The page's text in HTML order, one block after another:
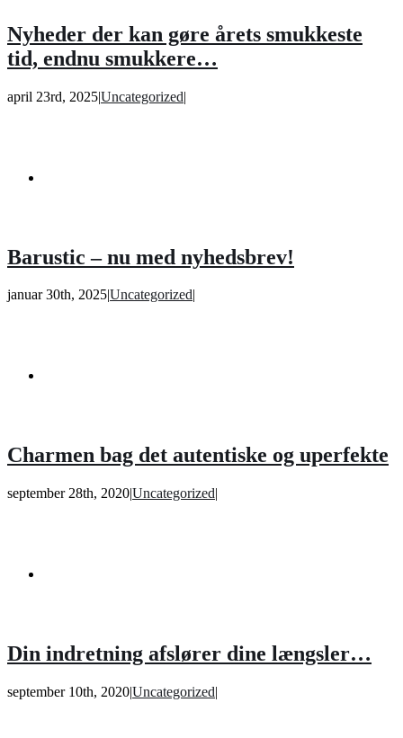
Nyheder der kan gøre årets smukkeste
tid, endnu smukkere…
april 23rd, 2025|Uncategorized|
Barustic – nu med nyhedsbrev!
januar 30th, 2025|Uncategorized|
Charmen bag det autentiske og uperfekte
september 28th, 2020|Uncategorized|
Din indretning afslører dine længsler…
september 10th, 2020|Uncategorized|